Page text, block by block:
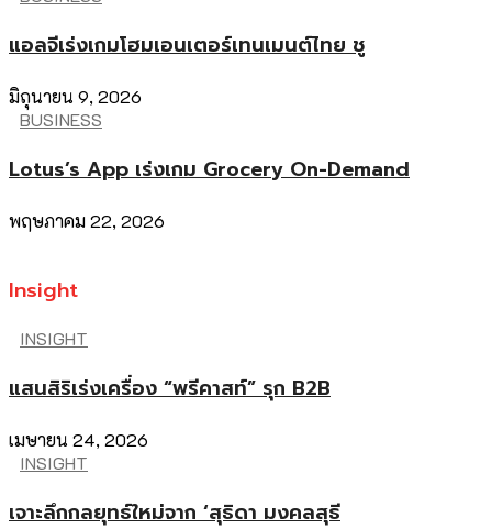
แอลจีเร่งเกมโฮมเอนเตอร์เทนเมนต์ไทย ชู
มิถุนายน 9, 2026
BUSINESS
Lotus’s App เร่งเกม Grocery On-Demand
พฤษภาคม 22, 2026
Insight
INSIGHT
แสนสิริเร่งเครื่อง “พรีคาสท์” รุก B2B
เมษายน 24, 2026
INSIGHT
เจาะลึกกลยุทธ์ใหม่จาก ‘สุธิดา มงคลสุธี